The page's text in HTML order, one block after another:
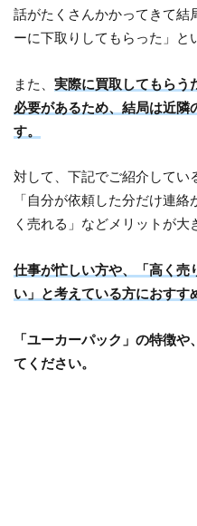
話がたくさんかかってきて結
ーに下取りしてもらった」と
また、実際に買取してもらう
必要があるため、結局は近隣
す。
対して、下記でご紹介してい
「自分が依頼した分だけ連
く売れる」などメリットが大
仕事が忙しい方や、「高く売
い」と考えている方におすす
「ユーカーパック」の特徴
てください。